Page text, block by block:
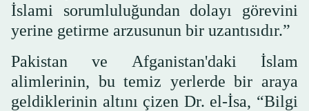
İslami sorumluluğundan dolayı görevini
yerine getirme arzusunun bir uzantısıdır.”
Pakistan ve Afganistan'daki İslam
alimlerinin, bu temiz yerlerde bir araya
geldiklerinin altını çizen Dr. el-İsa, “Bilgi